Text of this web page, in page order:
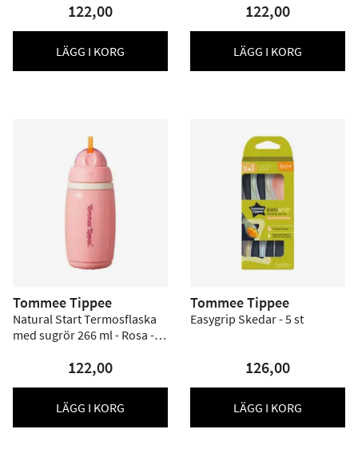
122,00
LÄGG I KORG
122,00
LÄGG I KORG
Tommee Tippee
Natural Start Termosflaska
med sugrör 266 ml - Rosa - 1
122,00
LÄGG I KORG
Tommee Tippee
Easygrip Skedar - 5 st
126,00
LÄGG I KORG